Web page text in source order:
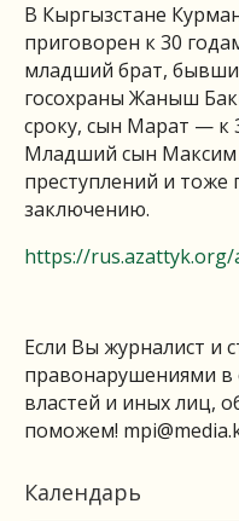
В Кыргызстане
приговорен к 30
младший брат,
госохраны Жаныш
сроку, сын Марат — к
Младший сын Максим
преступлений и
заключению.
https://rus.azattyk.org/
Если Вы журналист и
правонарушениями в
властей и иных лиц,
поможем!
Календарь